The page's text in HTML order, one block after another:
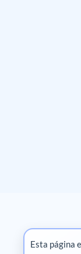
Esta página